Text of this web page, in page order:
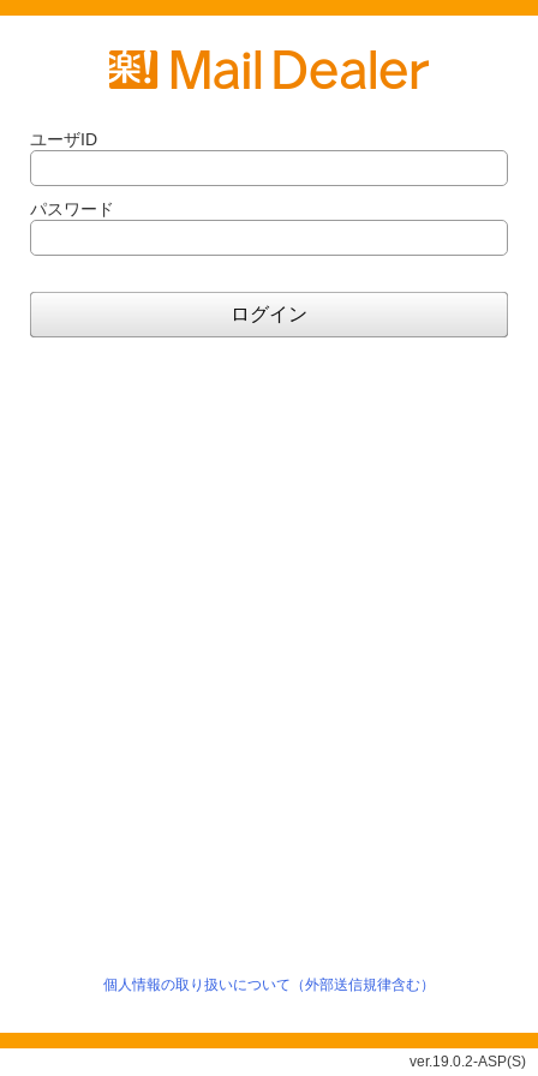
ユーザID
パスワード
ログイン
個人情報の取り扱いについて（外部送信規律含む）
ver.19.0.2-ASP(S)